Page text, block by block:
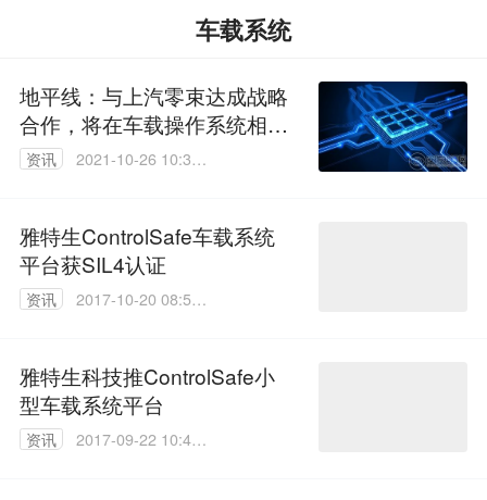
车载系统
地平线：与上汽零束达成战略
合作，将在车载操作系统相关
方面开展深入合作
资讯
2021-10-26 10:36:
雅特生ControlSafe车载系统
平台获SIL4认证
资讯
2017-10-20 08:56:
雅特生科技推ControlSafe小
型车载系统平台
资讯
2017-09-22 10:41: